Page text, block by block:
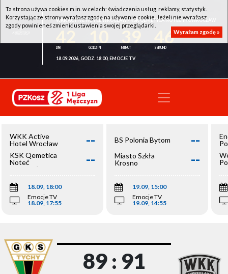
WKK ACTIVE HOTEL WROCŁAW - KSK QEMETICA NOTEĆ INOWROCŁAW
46
18.09.2026, GODZ. 18:00, EMOCJE TV
WKK Active
Hotel Wrocław
--
KSK Qemetica
Noteć
Inowrocław
--
18.09, 18:00
Emocje TV
18.09, 17:55
BS Polonia Bytom --
Miasto Szkła
Krosno
--
19.09, 15:00
Emocje TV
19.09, 14:55
89 : 91
Ta strona używa cookies m.in. w celach: świadczenia usług, reklamy, statystyk.
Korzystając ze strony wyrażasz zgodę na używanie cookie. Jeżeli nie wyrażasz
zgody powinieneś zmienić ustawienia swojej przeglądarki.
Wyrażam zgodę »